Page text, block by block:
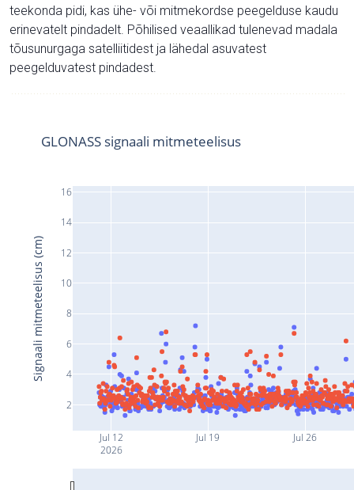
teekonda pidi, kas ühe- või mitmekordse peegelduse kaudu
erinevatelt pindadelt. Põhilised veaallikad tulenevad madala
tõusunurgaga satelliitidest ja lähedal asuvatest
peegelduvatest pindadest.
Jul 12
2026
Jul 19 Jul 26
2
4
6
8
10
12
14
16
GLONASS signaali mitmeteelisus
Signaali mitmeteelisus (cm)